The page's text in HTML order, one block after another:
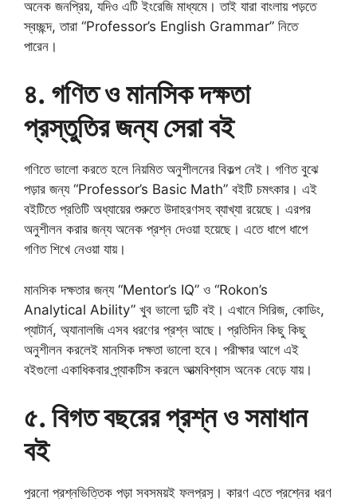
অনেক জনপ্রিয়, যদিও এটি ইংরেজি মাধ্যমে। তাই যারা বাংলায় পড়তে
স্বচ্ছন্দ, তারা “Professor’s English Grammar” নিতে
পারেন।
৪. গণিত ও মানসিক দক্ষতা
প্রস্তুতির জন্য সেরা বই
গণিতে ভালো করতে হলে নিয়মিত অনুশীলনের বিকল্প নেই। গণিত বুঝে
পড়ার জন্য “Professor’s Basic Math” বইটি চমৎকার। এই
বইটিতে প্রতিটি অধ্যায়ের শুরুতে উদাহরণসহ ব্যাখ্যা রয়েছে। এরপর
অনুশীলন করার জন্য অনেক প্রশ্ন দেওয়া হয়েছে। এতে ধাপে ধাপে
গণিত শিখে নেওয়া যায়।
মানসিক দক্ষতার জন্য “Mentor’s IQ” ও “Rokon’s
Analytical Ability” খুব ভালো দুটি বই। এখানে সিরিজ, কোডিং,
প্যাটার্ন, অ্যানালজি এসব ধরণের প্রশ্ন আছে। প্রতিদিন কিছু কিছু
অনুশীলন করলেই মানসিক দক্ষতা ভালো হবে। পরীক্ষার আগে এই
বইগুলো একাধিকবার প্র্যাকটিস করলে আত্মবিশ্বাস অনেক বেড়ে যায়।
৫. বিগত বছরের প্রশ্ন ও সমাধান
বই
পুরনো প্রশ্নভিত্তিক পড়া সবসময়ই ফলপ্রসূ। কারণ এতে প্রশ্নের ধরণ